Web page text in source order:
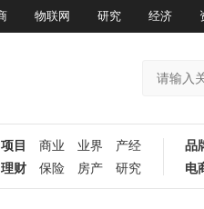
物联网 研究 经济
项目 商业 业界
产经
理财
保险 房产 研究
品
电